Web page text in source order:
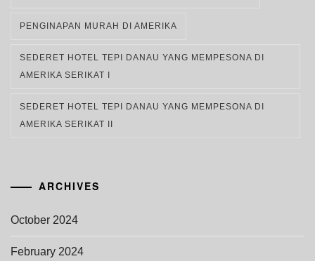
PENGINAPAN MURAH DI AMERIKA
SEDERET HOTEL TEPI DANAU YANG MEMPESONA DI
AMERIKA SERIKAT I
SEDERET HOTEL TEPI DANAU YANG MEMPESONA DI
AMERIKA SERIKAT II
ARCHIVES
October 2024
February 2024